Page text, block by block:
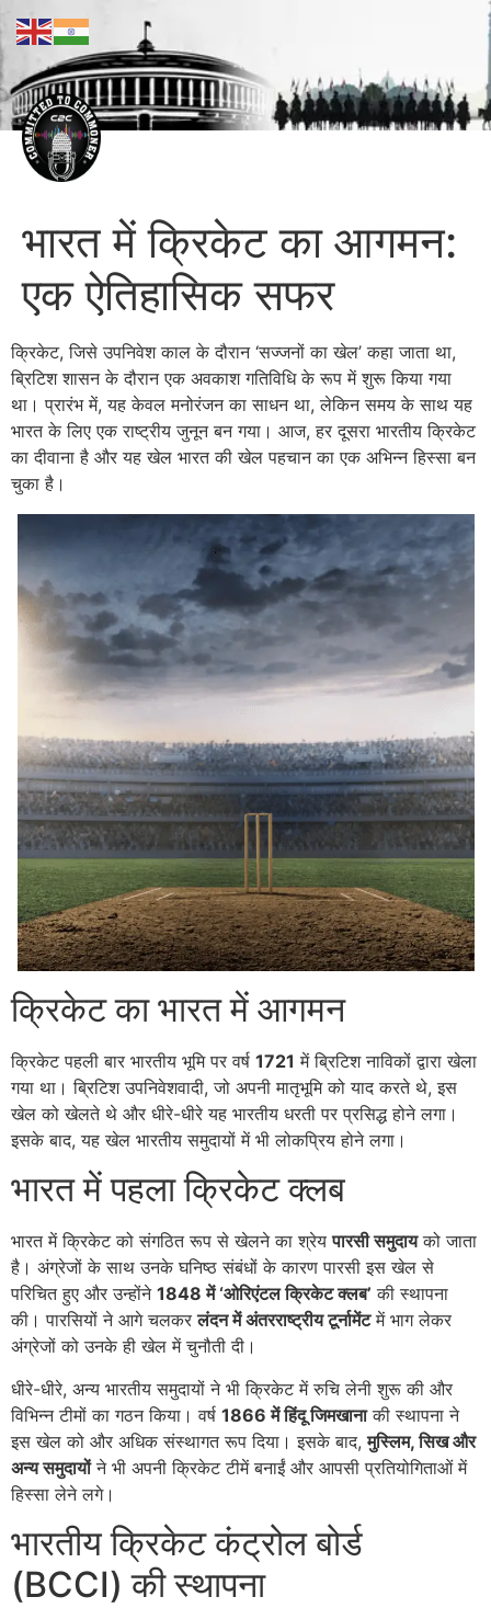
भारत में क्रिकेट का आगमन:
एक ऐतिहासिक सफर
क्रिकेट, जिसे उपनिवेश काल के दौरान ‘सज्जनों का खेल’ कहा जाता था,
ब्रिटिश शासन के दौरान एक अवकाश गतिविधि के रूप में शुरू किया गया
था। प्रारंभ में, यह केवल मनोरंजन का साधन था, लेकिन समय के साथ यह
भारत के लिए एक राष्ट्रीय जुनून बन गया। आज, हर दूसरा भारतीय क्रिकेट
का दीवाना है और यह खेल भारत की खेल पहचान का एक अभिन्न हिस्सा बन
चुका है।
क्रिकेट का भारत में आगमन
क्रिकेट पहली बार भारतीय भूमि पर वर्ष 1721 में ब्रिटिश नाविकों द्वारा खेला
गया था। ब्रिटिश उपनिवेशवादी, जो अपनी मातृभूमि को याद करते थे, इस
खेल को खेलते थे और धीरे-धीरे यह भारतीय धरती पर प्रसिद्ध होने लगा।
इसके बाद, यह खेल भारतीय समुदायों में भी लोकप्रिय होने लगा।
भारत में पहला क्रिकेट क्लब
भारत में क्रिकेट को संगठित रूप से खेलने का श्रेयपारसी समुदायको जाता
है। अंग्रेजों के साथ उनके घनिष्ठ संबंधों के कारण पारसी इस खेल से
परिचित हुए और उन्होंने 1848 में ‘ओरिएंटल क्रिकेट क्लब’ की स्थापना
की। पारसियों ने आगे चलकरलंदन में अंतरराष्ट्रीय टूर्नामेंटमें भाग लेकर
अंग्रेजों को उनके ही खेल में चुनौती दी।
धीरे-धीरे, अन्य भारतीय समुदायों ने भी क्रिकेट में रुचि लेनी शुरू की और
विभिन्न टीमों का गठन किया। वर्ष 1866 में हिंदू जिमखानाकी स्थापना ने
इस खेल को और अधिक संस्थागत रूप दिया। इसके बाद,मुस्लिम, सिख और
अन्य समुदायोंने भी अपनी क्रिकेट टीमें बनाईं और आपसी प्रतियोगिताओं में
हिस्सा लेने लगे।
भारतीय क्रिकेट कंट्रोल बोर्ड
(BCCI) की स्थापना